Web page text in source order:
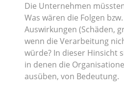
Die Unternehmen
Was wären die Folgen
Auswirkungen (Schäden,
wenn die Verarbeitung
würde? In dieser Hinsicht
in denen die
ausüben, von Bedeutung.